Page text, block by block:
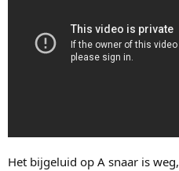
Het bijgeluid op A snaar is